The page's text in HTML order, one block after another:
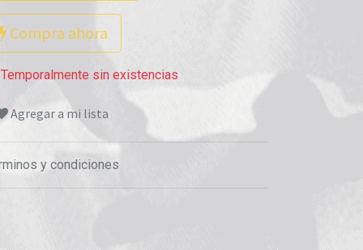
Compra ahora
sin existencias
Agregar a mi lista
y condiciones